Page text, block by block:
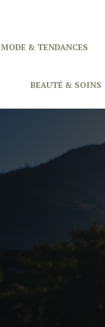
MODE & TENDANCES
BEAUTÉ & SOINS